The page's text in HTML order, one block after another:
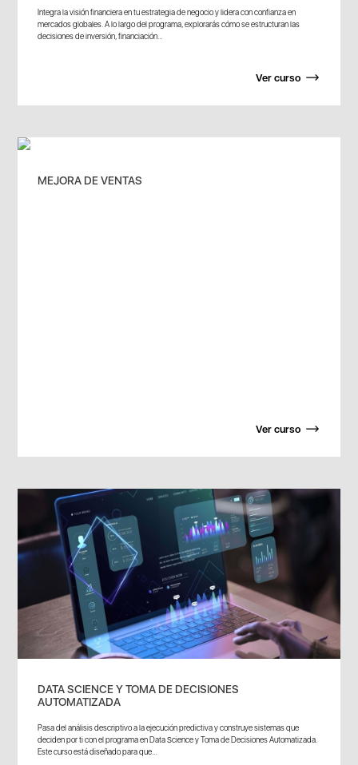
Integra la visión financiera en tu estrategia de negocio y lidera con confianza en
mercados globales. A lo largo del programa, explorarás cómo se estructuran las
decisiones de inversión, financiación...
Ver curso
MEJORA DE VENTAS
Ver curso
DATA SCIENCE Y TOMA DE DECISIONES
AUTOMATIZADA
Pasa del análisis descriptivo a la ejecución predictiva y construye sistemas que
deciden por ti con el programa en Data Science y Toma de Decisiones Automatizada.
Este curso está diseñado para que...